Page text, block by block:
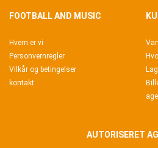
FOOTBALL AND MUSIC
Hvem er vi
Personvernregler
Vilkår og betingelser
kontakt
AUTORISERET